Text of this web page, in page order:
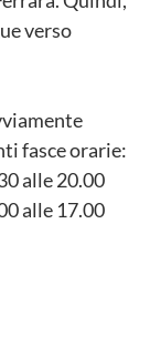
verso
fasce orarie:
alle 20.00
alle 17.00